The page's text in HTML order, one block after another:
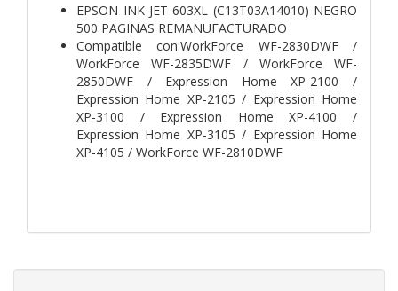
EPSON INK-JET 603XL (C13T03A14010) NEGRO
500 PAGINAS REMANUFACTURADO
Compatible con:WorkForce WF-2830DWF /
WorkForce WF-2835DWF / WorkForce WF-
2850DWF / Expression Home XP-2100 /
Expression Home XP-2105 / Expression Home
XP-3100 / Expression Home XP-4100 /
Expression Home XP-3105 / Expression Home
XP-4105 / WorkForce WF-2810DWF